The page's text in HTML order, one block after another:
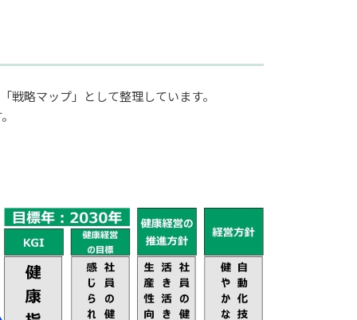
略マップ」として整理しています。